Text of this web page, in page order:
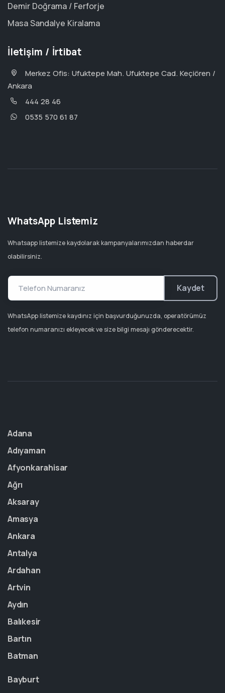
Demir Doğrama / Ferforje
Masa Sandalye Kiralama
İletişim / İrtibat
Merkez Ofis: Ufuktepe Mah. Ufuktepe Cad. Keçiören /
Ankara
444 28 46
0535 570 61 87
WhatsApp Listemiz
Whatsapp listemize kaydolarak kampanyalarımızdan haberdar
olabilirsiniz.
Kaydet
WhatsApp listemize kaydınız için başvurduğunuzda, operatörümüz
telefon numaranızı ekleyecek ve size bilgi mesajı gönderecektir.
Adana
Adıyaman
Afyonkarahisar
Ağrı
Aksaray
Amasya
Ankara
Antalya
Ardahan
Artvin
Aydın
Balıkesir
Bartın
Batman
Bayburt